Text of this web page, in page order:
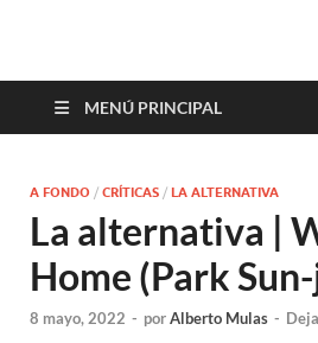
Cine maldito
MENÚ PRINCIPAL
A FONDO / CRÍTICAS / LA ALTERNATIVA
La alternativa |
Home (Park
8 mayo, 2022 - porAlberto Mulas -